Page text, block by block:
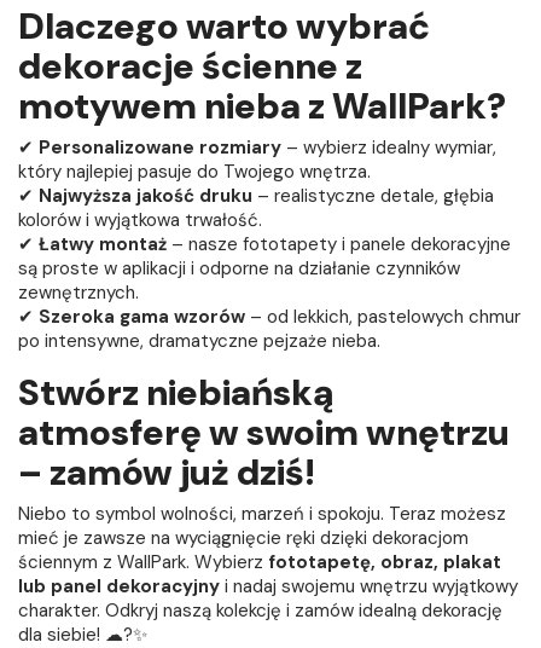
Dlaczego warto wybrać
dekoracje ścienne z
motywem nieba z WallPark?
✔ Personalizowane rozmiary – wybierz idealny wymiar,
który najlepiej pasuje do Twojego wnętrza.
✔ Najwyższa jakość druku – realistyczne detale, głębia
kolorów i wyjątkowa trwałość.
✔ Łatwy montaż – nasze fototapety i panele dekoracyjne
są proste w aplikacji i odporne na działanie czynników
zewnętrznych.
✔ Szeroka gama wzorów – od lekkich, pastelowych chmur
po intensywne, dramatyczne pejzaże nieba.
Stwórz niebiańską
atmosferę w swoim wnętrzu
– zamów już dziś!
Niebo to symbol wolności, marzeń i spokoju. Teraz możesz
mieć je zawsze na wyciągnięcie ręki dzięki dekoracjom
ściennym z WallPark. Wybierz fototapetę, obraz, plakat
lub panel dekoracyjny i nadaj swojemu wnętrzu wyjątkowy
charakter. Odkryj naszą kolekcję i zamów idealną dekorację
dla siebie! ☁?✨